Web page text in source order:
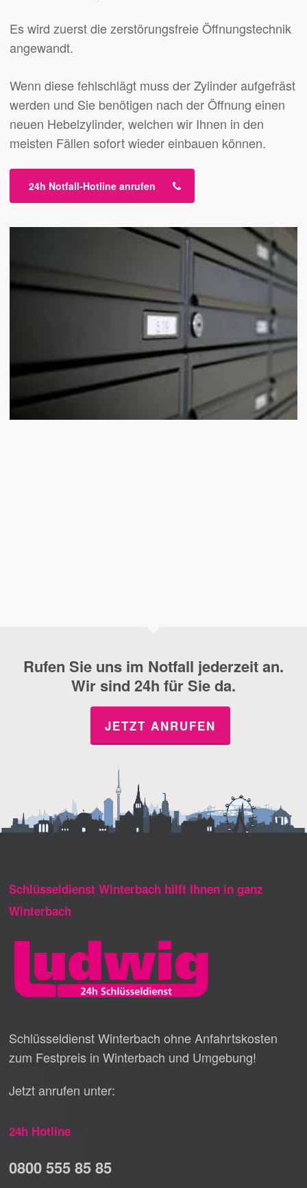
Es wird zuerst die zerstörungsfreie Öffnungstechnik
angewandt.
Wenn diese fehlschlägt muss der Zylinder aufgefräst
werden und Sie benötigen nach der Öffnung einen
neuen Hebelzylinder, welchen wir Ihnen in den
meisten Fällen sofort wieder einbauen können.
24h Notfall-Hotline anrufen
Rufen Sie uns im Notfall jederzeit an.
Wir sind 24h für Sie da.
JETZT ANRUFEN
Schlüsseldienst Winterbach hilft Ihnen in ganz
Winterbach
Schlüsseldienst Winterbach ohne Anfahrtskosten
zum Festpreis in Winterbach und Umgebung!
Jetzt anrufen unter:
24h Hotline
0800 555 85 85